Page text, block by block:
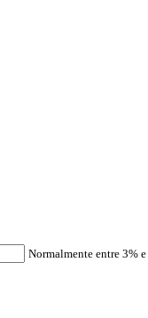
Normalmente entre 3%